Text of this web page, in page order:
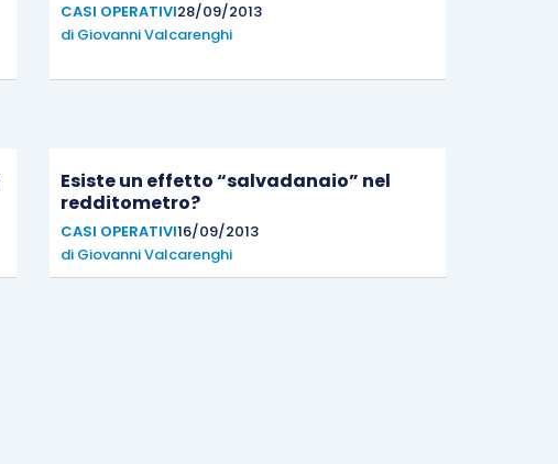
CASI OPERATIVI28/09/2013
di Giovanni Valcarenghi
Esiste un effetto “salvadanaio” nel
redditometro?
CASI OPERATIVI16/09/2013
di Giovanni Valcarenghi